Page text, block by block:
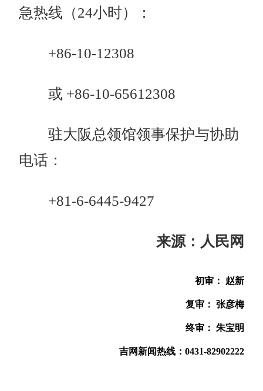
急热线（24小时）：
+86-10-12308
或 +86-10-65612308
驻大阪总领馆领事保护与协助
电话：
+81-6-6445-9427
来源：人民网
初审： 赵新
复审： 张彦梅
终审： 朱宝明
吉网新闻热线：0431-82902222